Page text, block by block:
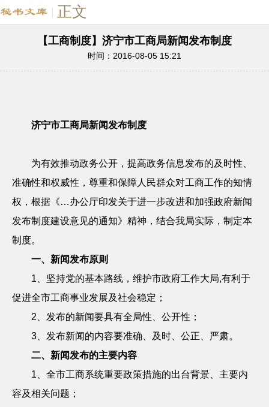
正文
【工商制度】济宁市工商局新闻发布制度
时间：2016-08-05 15:21
济宁市工商局新闻发布制度
为有效推动政务公开，提高政务信息发布的及时性、
准确性和权威性，尊重和保障人民群众对工商工作的知情
权，根据《…办公厅印发关于进一步改进和加强政府新闻
发布制度建设意见的通知》精神，结合我局实际，制定本
制度。
一、新闻发布原则
1 、坚持党的基本路线，维护市政府工作大局,有利于
促进全市工商事业发展及社会稳定；
2 、发布的新闻要具有全局性、公开性；
3 、发布新闻的内容要准确、及时、公正、严肃。
二、新闻发布的主要内容
1 、全市工商系统重要政策措施的出台背景、主要内
容及相关问题；